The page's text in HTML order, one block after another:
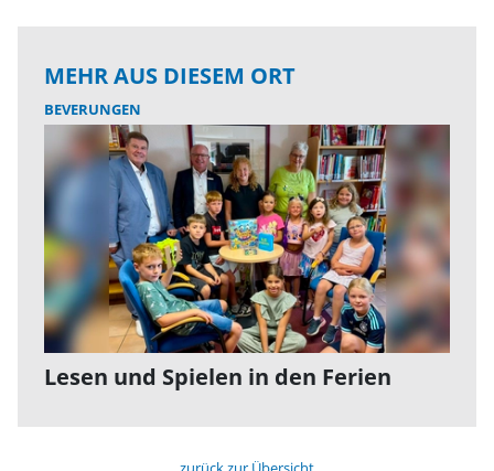
MEHR AUS DIESEM ORT
BEVERUNGEN
Lesen und Spielen in den Ferien